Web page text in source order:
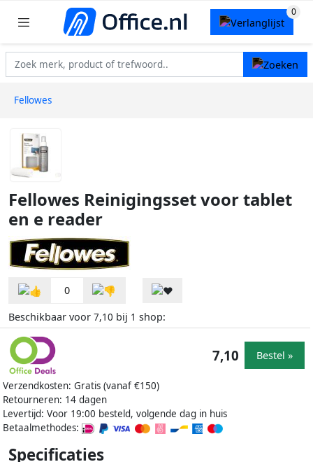
Fellowes
Fellowes Reinigingsset voor tablet
en e reader
0
Beschikbaar voor 7,10 bij 1 shop:
Verzendkosten: Gratis (vanaf €150)
Retourneren: 14 dagen
Levertijd: Voor 19:00 besteld, volgende dag in huis
Betaalmethodes:
7,10 Bestel »
Specificaties